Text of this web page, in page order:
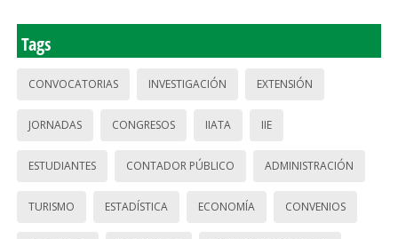
Tags
CONVOCATORIAS INVESTIGACIÓN EXTENSIÓN
JORNADAS CONGRESOS IIATA IIE
ESTUDIANTES CONTADOR PÚBLICO ADMINISTRACIÓN
TURISMO ESTADÍSTICA ECONOMÍA CONVENIOS